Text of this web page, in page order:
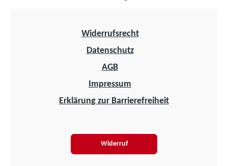
Widerrufsrecht
Datenschutz
AGB
Impressum
Erklärung zur Barrierefreiheit
Widerruf